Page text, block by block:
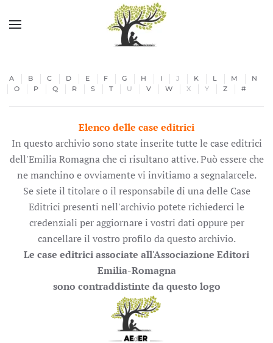
Skip to main content
A B C D E F G H I J K L M
N
O
P Q R S T U V W X Y Z #
Elenco delle case editrici
In questo archivio sono state inserite tutte le case editrici
dell'Emilia Romagna che ci risultano attive. Può essere che
ne manchino e ovviamente vi invitiamo a segnalarcele.
Se siete il titolare o il responsabile di una delle Case
Editrici presenti nell'archivio potete richiederci le
credenziali per aggiornare i vostri dati oppure per
cancellare il vostro profilo da questo archivio.
Le case editrici associate all'Associazione Editori
Emilia-Romagna
sono contraddistinte da questo logo